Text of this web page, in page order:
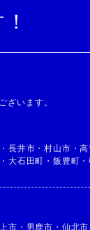
ざいます。
・ 長井市 ・村山市 ・
・ 大石田町 ・ 飯豊町 ・
市 ・ 男鹿市 ・ 仙北市